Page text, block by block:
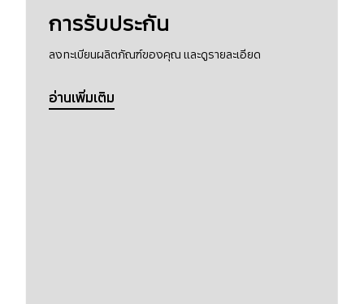
การรับประกัน
ลงทะเบียนผลิตภัณฑ์ของคุณ และดูรายละเอียด
อ่านเพิ่มเติม